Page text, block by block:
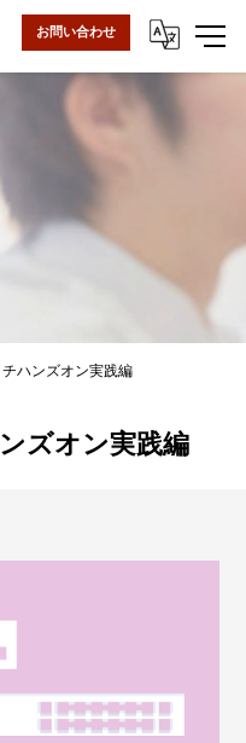
お問い合わせ
ハンズオン実践編
ズオン実践編